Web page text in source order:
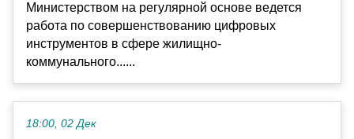
Министерством на регулярной основе ведется
работа по совершенствованию цифровых
инструментов в сфере жилищно-
коммунального......
18:00, 02 Дек